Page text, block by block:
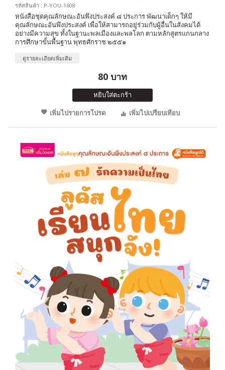
รหัสสินค้า : P-YOU-1608
หนังสือชุดคุณลักษณะอันพึงประสงค์ ๘ ประการ พัฒนาเด็กๆ ให้มี
คุณลักษณะอันพึงประสงค์ เพื่อให้สามารถอยู่ร่วมกับผู้อื่นในสังคมได้
อย่างมีความสุข ทั้งในฐานะพลเมืองและพลโลก ตามหลักสูตรแกนกลาง
การศึกษาขั้นพื้นฐาน พุทธศักราช ๒๕๕๑
ดูรายละเอียดเพิ่มเติม
80 บาท
หยิบใส่ตะกร้า
เพิ่มไปรายการโปรด
เพิ่มไปเปรียบเทียบ